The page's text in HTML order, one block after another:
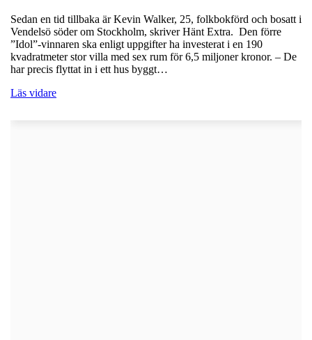
Sedan en tid tillbaka är Kevin Walker, 25, folkbokförd och bosatt i
Vendelsö söder om Stockholm, skriver Hänt Extra. Den förre
”Idol”-vinnaren ska enligt uppgifter ha investerat i en 190
kvadratmeter stor villa med sex rum för 6,5 miljoner kronor. – De
har precis flyttat in i ett hus byggt…
Läs vidare